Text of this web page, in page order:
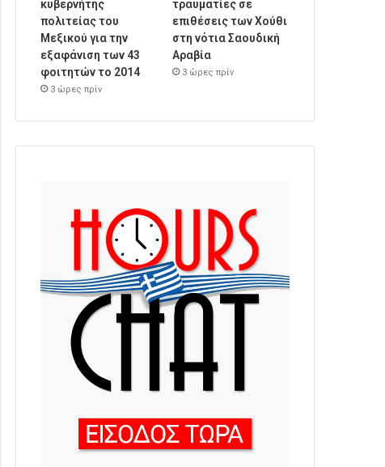
κυβερνήτης
πολιτείας του
Μεξικού για την
εξαφάνιση των 43
φοιτητών το 2014
3 ώρες πρίν
τραυματίες σε
επιθέσεις των Χούθι
στη νότια Σαουδική
Αραβία
3 ώρες πρίν